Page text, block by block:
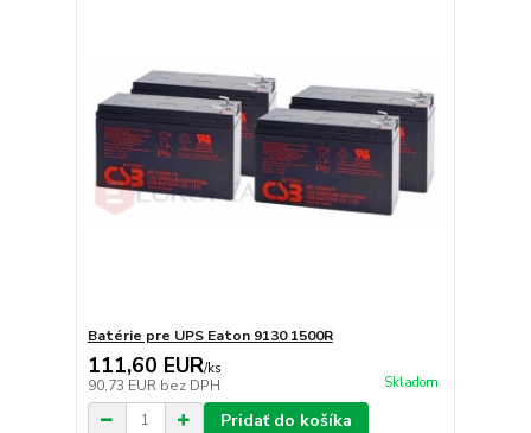
Batérie pre UPS Eaton 9130 1500R
111,60 EUR/ks
90,73 EUR bez DPH Skladom
Pridať do košíka